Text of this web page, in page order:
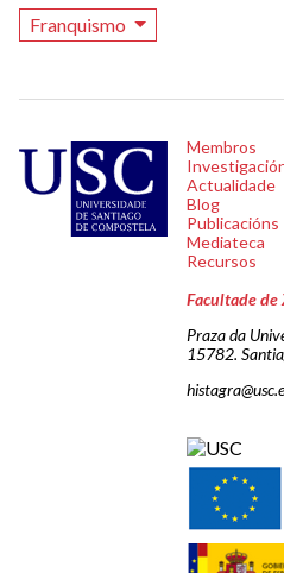
Franquismo
Membros
Actualidade
Blog
Publicacións
Mediateca
Recursos
Facultade de
Praza da
15782.